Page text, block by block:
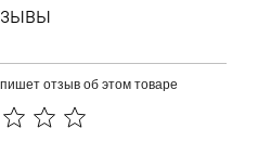
отзыв об этом товаре